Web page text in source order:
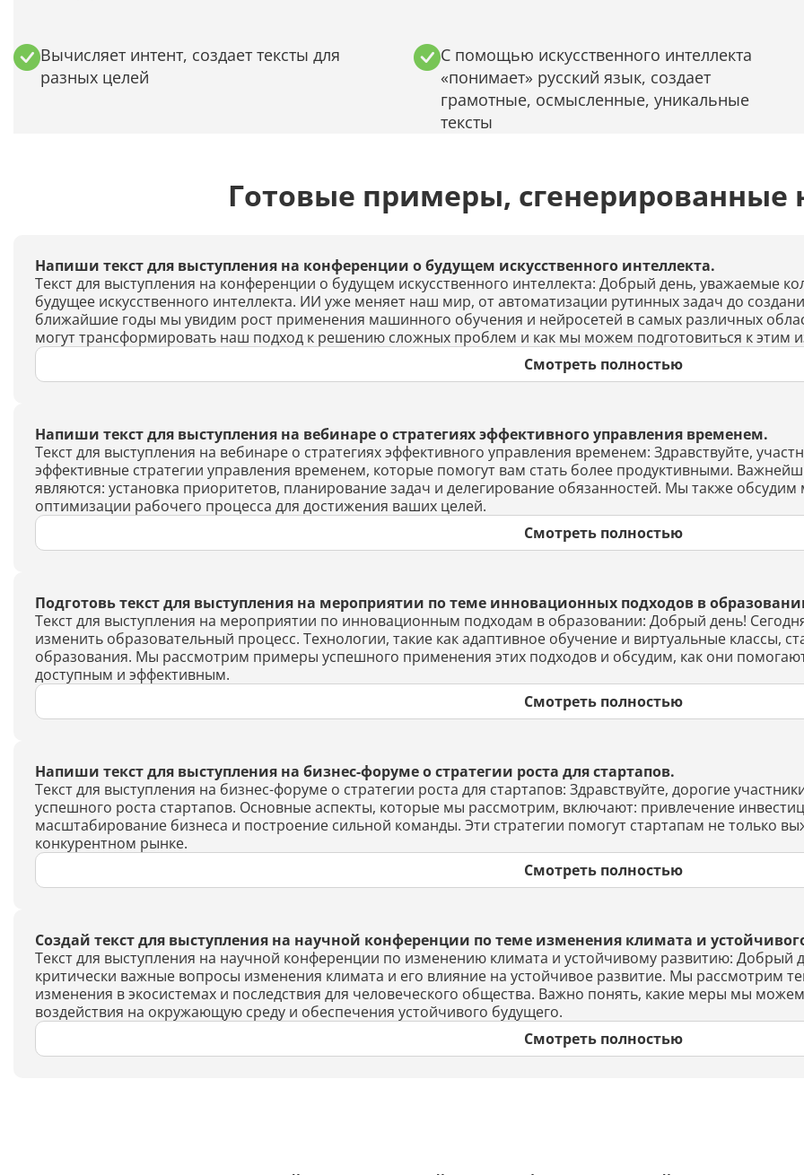
Вычисляет интент, создает тексты для
разных целей
С помощью искусственного интеллекта
«понимает» русский язык, создает
грамотные, осмысленные, уникальные
тексты
Готовые примеры, сгенерированные
Напиши текст для выступления на конференции о будущем искусственного интеллекта.
Текст для выступления на конференции о будущем искусственного интеллекта: Добрый день, уважаемые
будущее искусственного интеллекта. ИИ уже меняет наш мир, от автоматизации рутинных задач до
ближайшие годы мы увидим рост применения машинного обучения и нейросетей в самых различных
могут трансформировать наш подход к решению сложных проблем и как мы можем подготовиться к этим
Смотреть полностью
Напиши текст для выступления на вебинаре о стратегиях эффективного управления временем.
Текст для выступления на вебинаре о стратегиях эффективного управления временем: Здравствуйте,
эффективные стратегии управления временем, которые помогут вам стать более продуктивными.
являются: установка приоритетов, планирование задач и делегирование обязанностей. Мы также
оптимизации рабочего процесса для достижения ваших целей.
Смотреть полностью
Подготовь текст для выступления на мероприятии по теме инновационных подходов в
Текст для выступления на мероприятии по инновационным подходам в образовании: Добрый день!
изменить образовательный процесс. Технологии, такие как адаптивное обучение и виртуальные классы,
образования. Мы рассмотрим примеры успешного применения этих подходов и обсудим, как они
доступным и эффективным.
Смотреть полностью
Напиши текст для выступления на бизнес-форуме о стратегии роста для стартапов.
Текст для выступления на бизнес-форуме о стратегии роста для стартапов: Здравствуйте, дорогие
успешного роста стартапов. Основные аспекты, которые мы рассмотрим, включают: привлечение
масштабирование бизнеса и построение сильной команды. Эти стратегии помогут стартапам не только
конкурентном рынке.
Смотреть полностью
Создай текст для выступления на научной конференции по теме изменения климата и
Текст для выступления на научной конференции по изменению климата и устойчивому развитию: Добрый
критически важные вопросы изменения климата и его влияние на устойчивое развитие. Мы рассмотрим
изменения в экосистемах и последствия для человеческого общества. Важно понять, какие меры мы
воздействия на окружающую среду и обеспечения устойчивого будущего.
Смотреть полностью